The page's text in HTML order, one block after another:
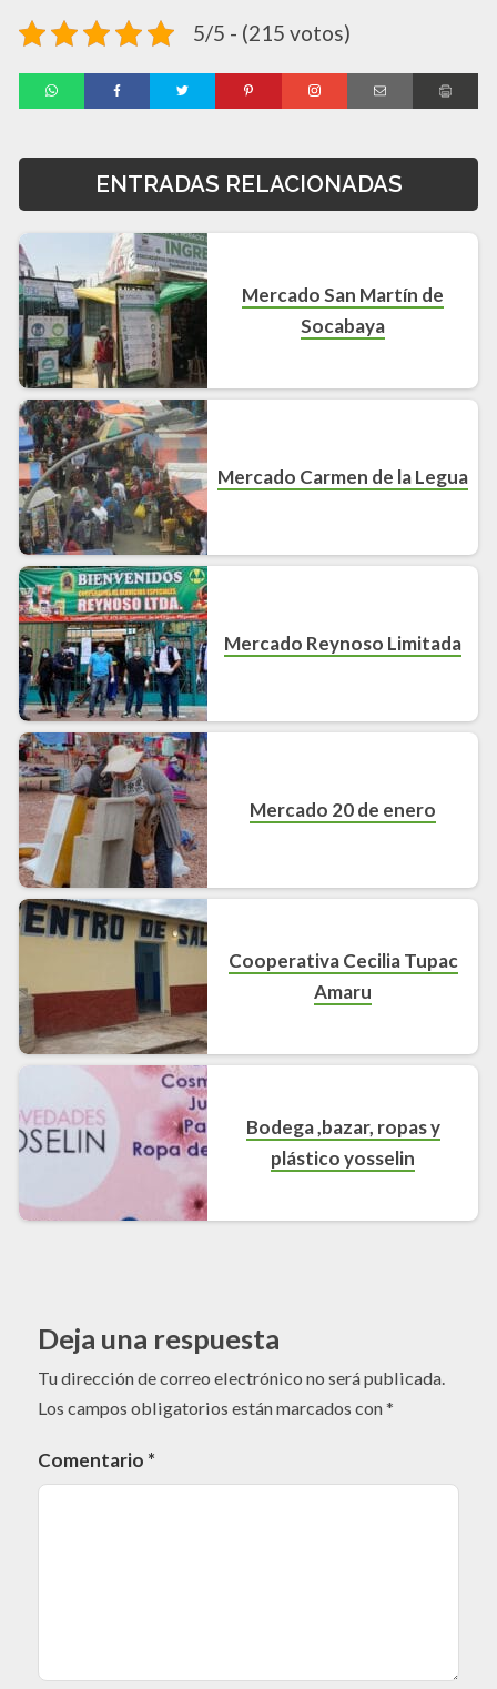
5/5 - (215 votos)
ENTRADAS RELACIONADAS
Mercado San Martín de
Socabaya
Mercado Carmen de la Legua
Mercado Reynoso Limitada
Mercado 20 de enero
Cooperativa Cecilia Tupac
Amaru
Bodega ,bazar, ropas y
plástico yosselin
Deja una respuesta
Tu dirección de correo electrónico no será publicada.
Los campos obligatorios están marcados con*
Comentario *